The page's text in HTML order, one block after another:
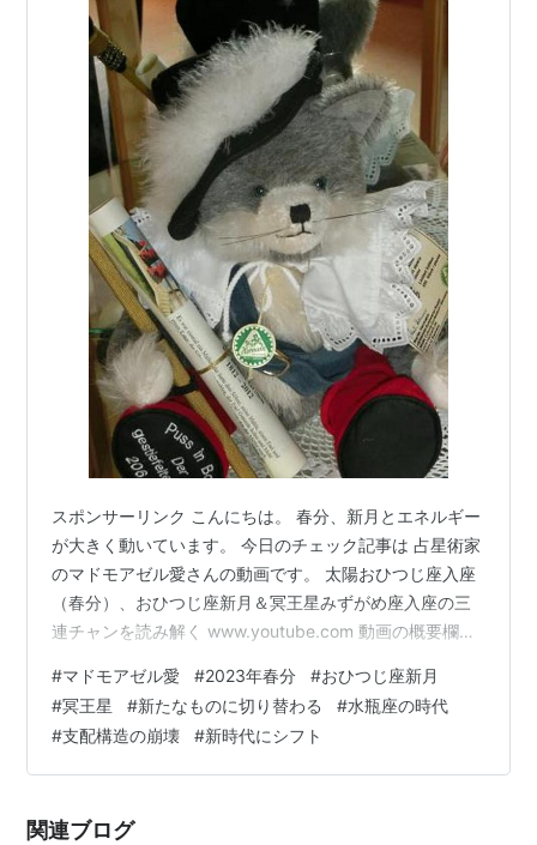
スポンサーリンク こんにちは。 春分、新月とエネルギー
が大きく動いています。 今日のチェック記事は 占星術家
のマドモアゼル愛さんの動画です。 太陽おひつじ座入座
（春分）、おひつじ座新月＆冥王星みずがめ座入座の三
連チャンを読み解く www.youtube.com 動画の概要欄よ
時があります。 2023年の3月21日は春分、翌22日が新
月、そして明日23日が初めての冥王星みずがめ座入座。
三連チャンで切り替わる星の配置が訪れます。 おひつじ
座は新規を意味する星座で、これまでのやり方では通用
は幸運の木…
#マドモアゼル愛 #2023年春分 #おひつじ座新月
#冥王星 #新たなものに切り替わる #水瓶座の時代
#支配構造の崩壊 #新時代にシフト
関連ブログ